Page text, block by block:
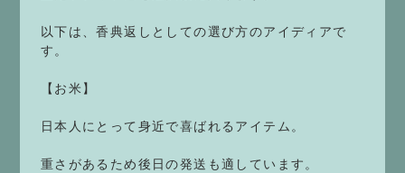
以下は、香典返しとしての選び方のアイディアで
す。
【お米】
日本人にとって身近で喜ばれるアイテム。
重さがあるため後日の発送も適しています。